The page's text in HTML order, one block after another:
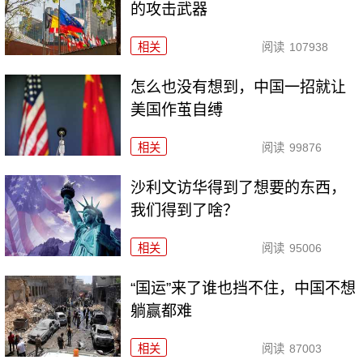
的攻击武器
相关 阅读 107938
怎么也没有想到，中国一招就让
美国作茧自缚
相关 阅读 99876
沙利文访华得到了想要的东西，
我们得到了啥？
相关 阅读 95006
“国运”来了谁也挡不住，中国不想
躺赢都难
相关 阅读 87003